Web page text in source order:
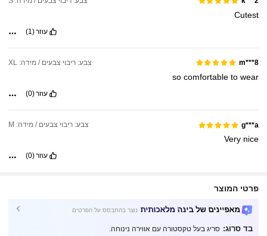
Cutest
עוזר(1)
m***8 צבע: ריבוי צבעים / מידה: XL
so comfortable to wear
עוזר(0)
g***a צבע: ריבוי צבעים / מידה: M
Very nice
עוזר(0)
פרטי המוצר
מאפיינים של בינה מלאכותית נוצר בהתבסס על הפרטים
בד סרוג: סריג בעל טקסטורה עם אווירה נינוחה.